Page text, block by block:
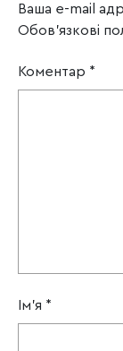
Ваша e-mail
Обов’язкові
Коментар *
Ім'я *